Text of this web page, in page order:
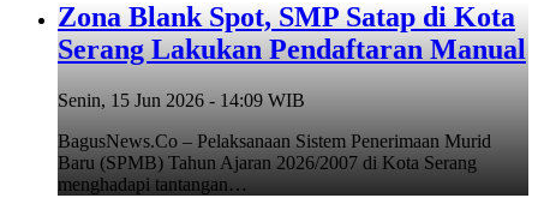
Zona Blank Spot, SMP Satap di Kota
Serang Lakukan Pendaftaran Manual
Senin, 15 Jun 2026 - 14:09 WIB
BagusNews.Co – Pelaksanaan Sistem Penerimaan Murid
Baru (SPMB) Tahun Ajaran 2026/2007 di Kota Serang
menghadapi tantangan…